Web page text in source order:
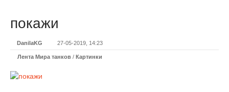
покажи
DanilaKG 27-05-2019, 14:23
Лента Мира танков / Картинки